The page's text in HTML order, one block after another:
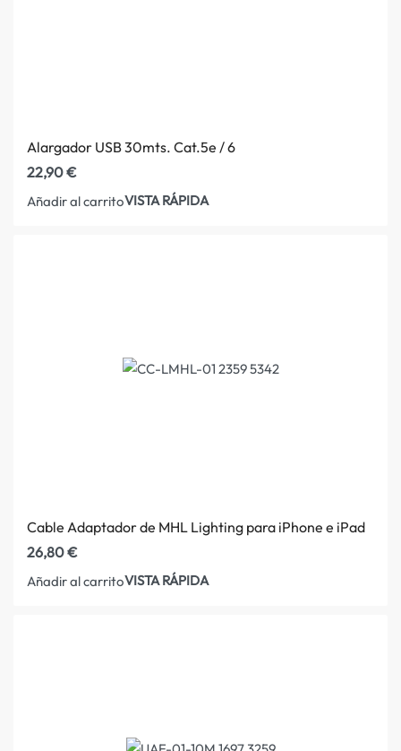
Alargador USB 30mts. Cat.5e / 6
22,90€
Añadir al carritoVISTA RÁPIDA
Cable Adaptador de MHL Lighting para iPhone e iPad
26,80€
Añadir al carritoVISTA RÁPIDA